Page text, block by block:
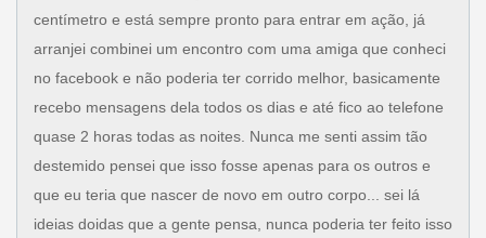
centímetro e está sempre pronto para entrar em ação, já
arranjei combinei um encontro com uma amiga que conheci
no facebook e não poderia ter corrido melhor, basicamente
recebo mensagens dela todos os dias e até fico ao telefone
quase 2 horas todas as noites. Nunca me senti assim tão
destemido pensei que isso fosse apenas para os outros e
que eu teria que nascer de novo em outro corpo... sei lá
ideias doidas que a gente pensa, nunca poderia ter feito isso